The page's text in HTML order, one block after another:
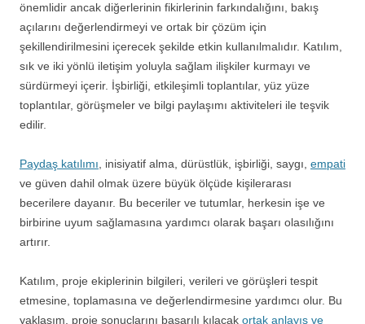
önemlidir ancak diğerlerinin fikirlerinin farkındalığını, bakış
açılarını değerlendirmeyi ve ortak bir çözüm için
şekillendirilmesini içerecek şekilde etkin kullanılmalıdır. Katılım,
sık ve iki yönlü iletişim yoluyla sağlam ilişkiler kurmayı ve
sürdürmeyi içerir. İşbirliği, etkileşimli toplantılar, yüz yüze
toplantılar, görüşmeler ve bilgi paylaşımı aktiviteleri ile teşvik
edilir.
Paydaş katılımı , inisiyatif alma, dürüstlük, işbirliği, saygı, empati
ve güven dahil olmak üzere büyük ölçüde kişilerarası
becerilere dayanır. Bu beceriler ve tutumlar, herkesin işe ve
birbirine uyum sağlamasına yardımcı olarak başarı olasılığını
artırır.
Katılım, proje ekiplerinin bilgileri, verileri ve görüşleri tespit
etmesine, toplamasına ve değerlendirmesine yardımcı olur. Bu
yaklaşım, proje sonuçlarını başarılı kılacak ortak anlayış ve